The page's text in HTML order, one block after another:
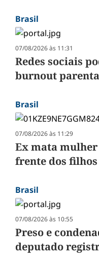
Brasil
07/08/2026 às 11:31
Redes sociais
burnout
Brasil
07/08/2026 às 11:29
Ex mata mulher
frente dos filhos
Brasil
07/08/2026 às 10:55
Preso e
deputado